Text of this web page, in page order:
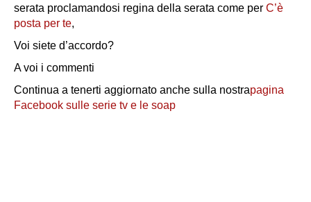
serata proclamandosi regina della serata come per C’è
posta per te,
Voi siete d’accordo?
A voi i commenti
Continua a tenerti aggiornato anche sulla nostrapagina
Facebook sulle serie tv e le soap